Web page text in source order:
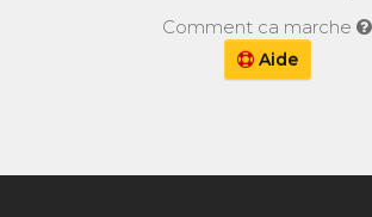
Comment ca marche
Aide